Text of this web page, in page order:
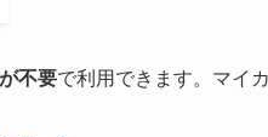
不要で利用できます。マイ